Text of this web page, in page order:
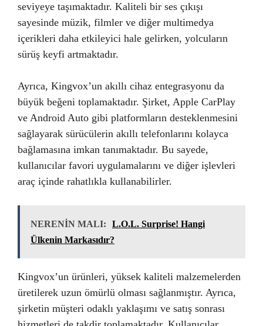
seviyeye taşımaktadır. Kaliteli bir ses çıkışı
sayesinde müzik, filmler ve diğer multimedya
içerikleri daha etkileyici hale gelirken, yolcuların
sürüş keyfi artmaktadır.
Ayrıca, Kingvox’un akıllı cihaz entegrasyonu da
büyük beğeni toplamaktadır. Şirket, Apple CarPlay
ve Android Auto gibi platformların desteklenmesini
sağlayarak sürücülerin akıllı telefonlarını kolayca
bağlamasına imkan tanımaktadır. Bu sayede,
kullanıcılar favori uygulamalarını ve diğer işlevleri
araç içinde rahatlıkla kullanabilirler.
NERENİN MALI:
L.O.L. Surprise! Hangi
Ülkenin Markasıdır?
Kingvox’un ürünleri, yüksek kaliteli malzemelerden
üretilerek uzun ömürlü olması sağlanmıştır. Ayrıca,
şirketin müşteri odaklı yaklaşımı ve satış sonrası